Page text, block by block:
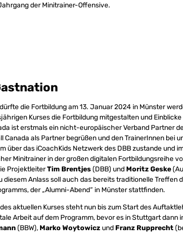
der Minitrainer-Offensive.
die Fortbildung am 13. Januar 2024 in Münster
Kurses die Fortbildung mitgestalten und
ist erstmals ein nicht-europäischer Verband Partner
Canada als Partner begrüßen und den TrainerInnen bei
über das iCoachKids Netzwerk des DBB zustande und
Minitrainer in der großen digitalen Fortbildungsreihe
ProjektleiterTim Brentjes(DBB) und Moritz Geske
diesem Anlass soll auch das bereits traditionelle Treffen
der „Alumni-Abend“ in Münster stattfinden.
aktuellen Kurses steht nun bis zum Start des
Arbeit auf dem Programm, bevor es in Stuttgart dann
(BBW), Marko Woytowicz und Franz Rupprecht